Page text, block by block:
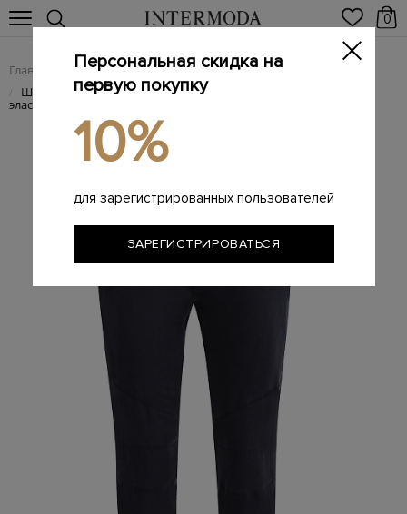
0
Главная Женщинам / Женская одежда / Женские брюки
/ Шелковые спортивные брюки с фактурными швами и
эластичным поясом
Персональная скидка на
первую покупку
10%
для зарегистрированных пользователей
ЗАРЕГИСТРИРОВАТЬСЯ